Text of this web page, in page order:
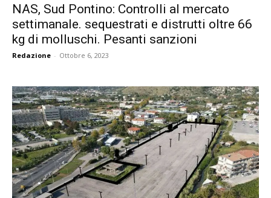
NAS, Sud Pontino: Controlli al mercato
settimanale. sequestrati e distrutti oltre 66
kg di molluschi. Pesanti sanzioni
Redazione - Ottobre 6, 2023